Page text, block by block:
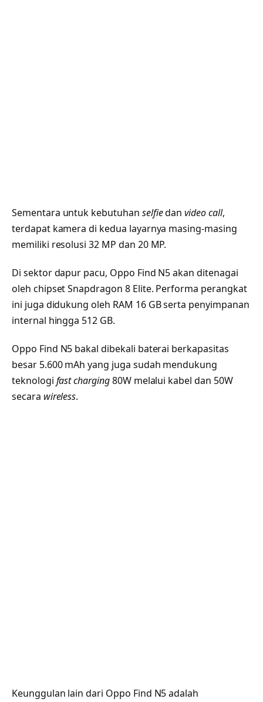
Sementara untuk kebutuhan selfiedanvideo call,
terdapat kamera di kedua layarnya masing-masing
memiliki resolusi 32 MP dan 20 MP.
Di sektor dapur pacu, Oppo Find N5 akan ditenagai
oleh chipset Snapdragon 8 Elite. Performa perangkat
ini juga didukung oleh RAM 16 GB serta penyimpanan
internal hingga 512 GB.
Oppo Find N5 bakal dibekali baterai berkapasitas
besar 5.600 mAh yang juga sudah mendukung
teknologi fast charging80W melalui kabel dan 50W
secara wireless.
Keunggulan lain dari Oppo Find N5 adalah